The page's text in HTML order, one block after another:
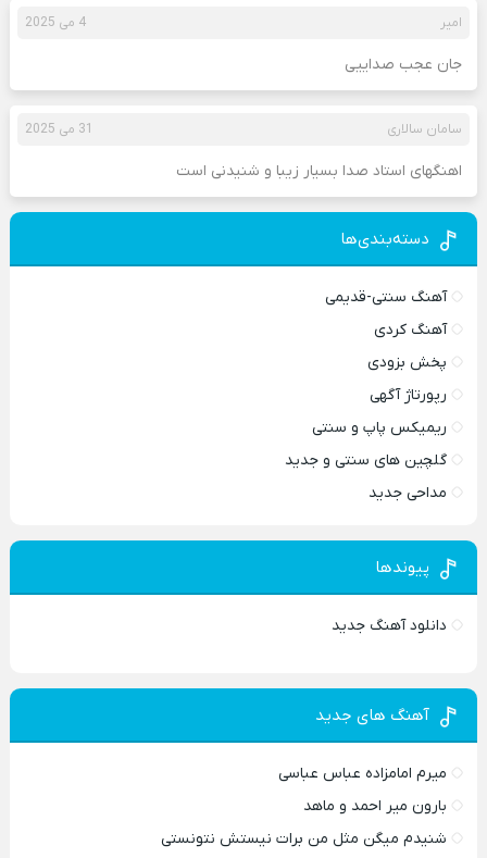
امیر 4 می 2025
جان عجب صداییی
سامان سالاری 31 می 2025
اهنگهای استاد صدا بسیار زیبا و شنیدنی است
دسته‌بندی‌ها
آهنگ سنتی-قدیمی
آهنگ کردی
پخش بزودی
رپورتاژ آگهی
ریمیکس پاپ و سنتی
گلچین های سنتی و جدید
مداحی جدید
پیوندها
دانلود آهنگ جدید
آهنگ های جدید
میرم امامزاده عباس عباسی
بارون میر احمد و ماهد
شنیدم میگن مثل من برات نیستش نتونستی